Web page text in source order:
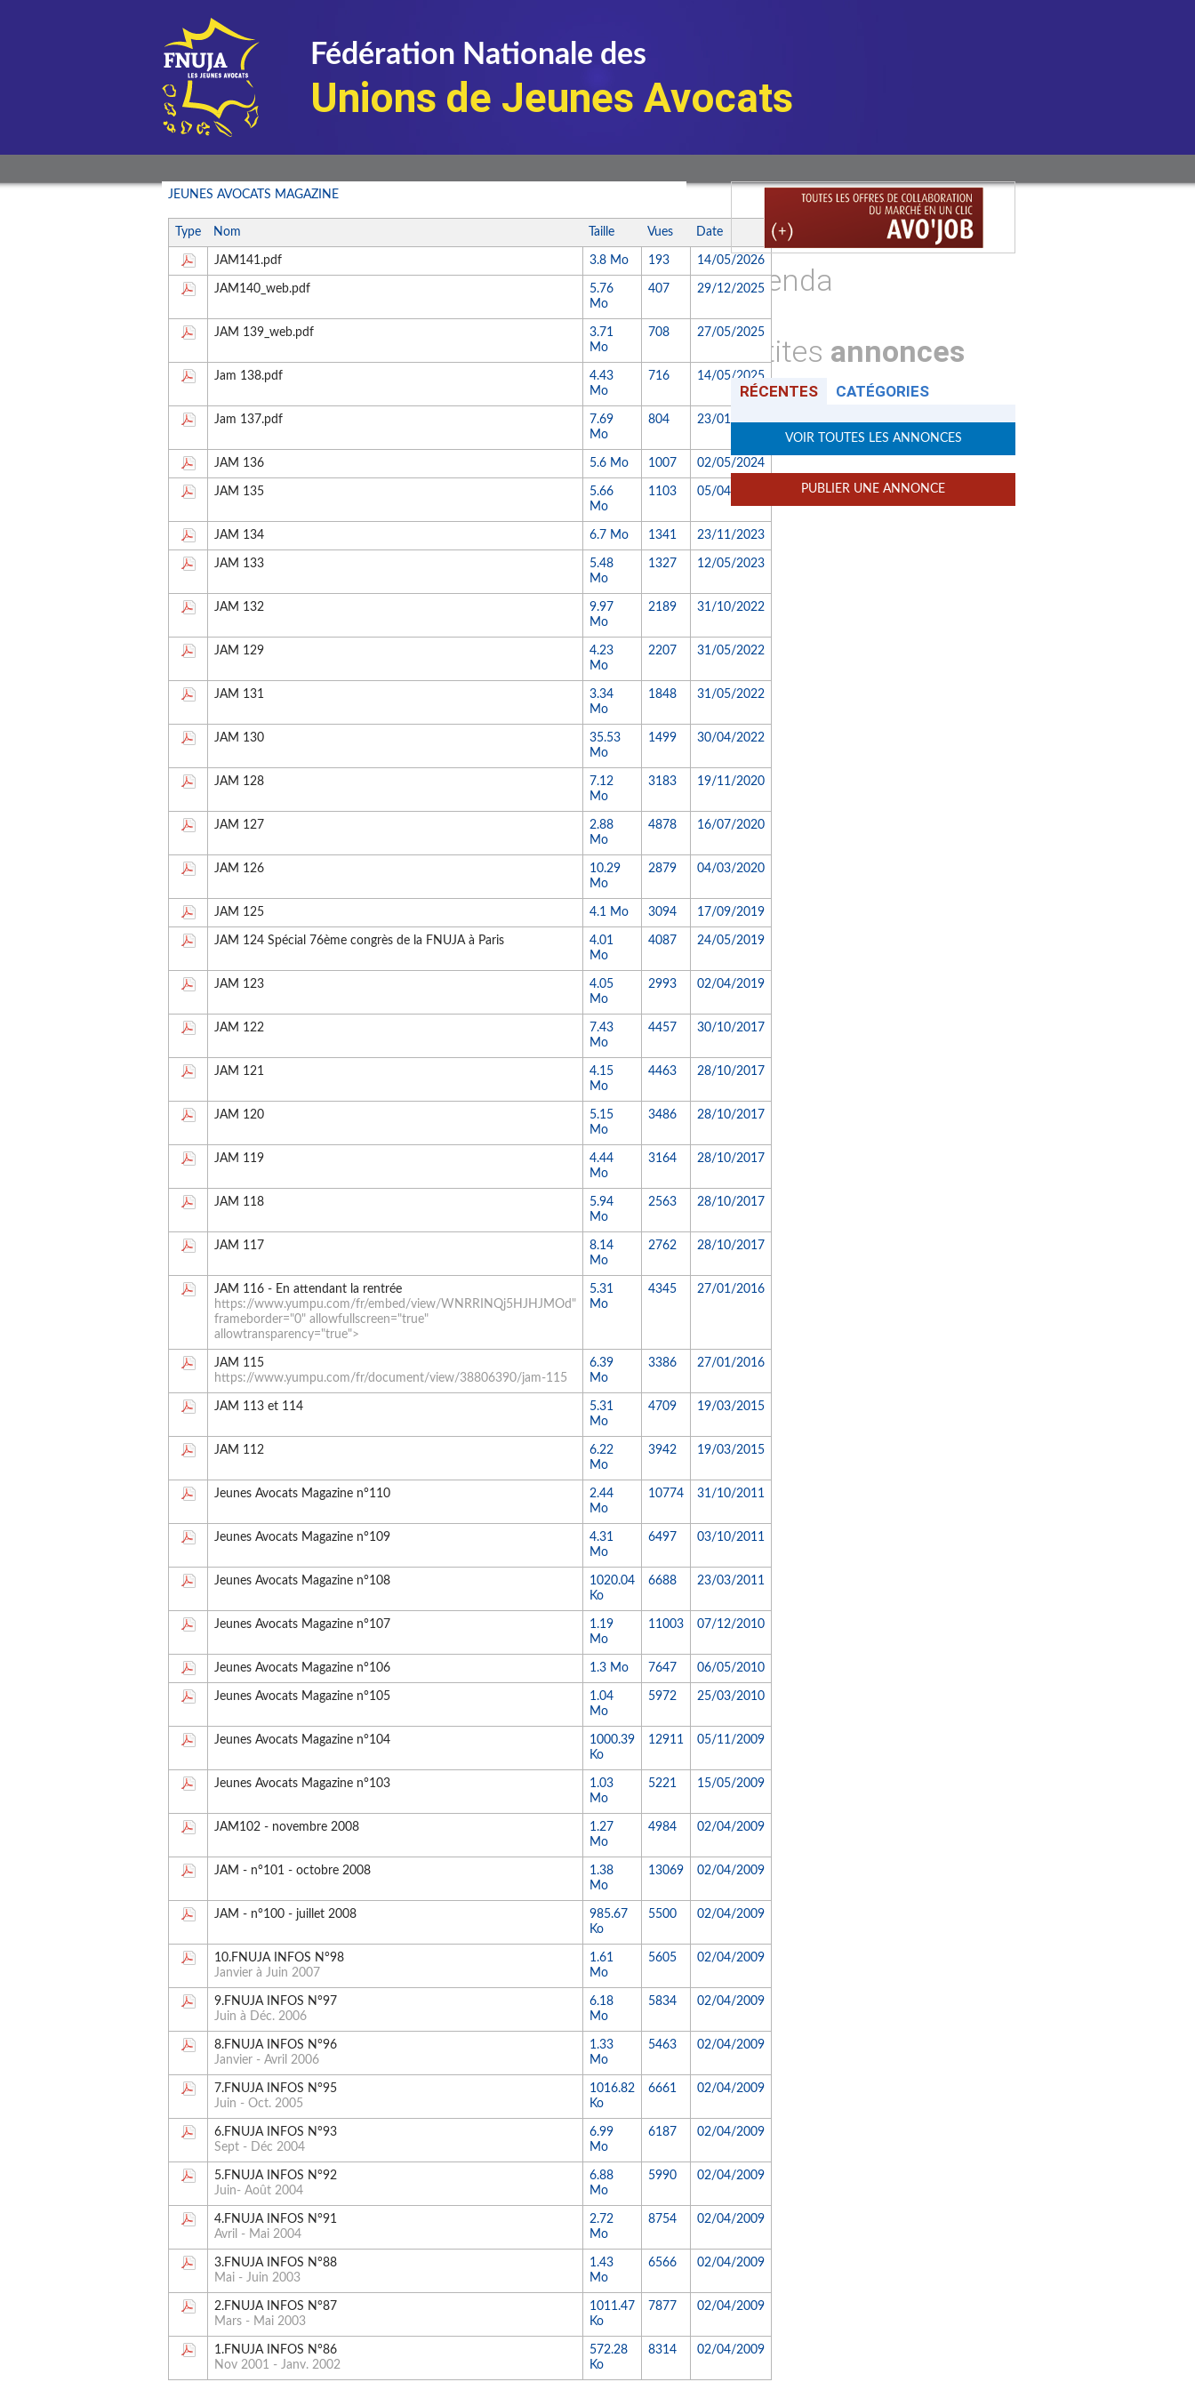
Fédération Nationale des
Unions de Jeunes Avocats
JEUNES AVOCATS MAGAZINE
Type Nom Taille Vues Date
JAM141.pdf 3.8 Mo 193 14/05/2026
JAM140_web.pdf
5.76
Mo
407 29/12/2025
JAM 139_web.pdf
3.71
Mo
708 27/05/2025
Jam 138.pdf
4.43
Mo
716 14/05/2025
Jam 137.pdf
7.69
Mo
804 23/01/2025
JAM 136 5.6 Mo 1007 02/05/2024
JAM 135
5.66
Mo
1103 05/04/2024
JAM 134 6.7 Mo 1341 23/11/2023
JAM 133
5.48
Mo
1327 12/05/2023
JAM 132
9.97
Mo
2189 31/10/2022
JAM 129
4.23
Mo
2207 31/05/2022
JAM 131
3.34
Mo
1848 31/05/2022
JAM 130
35.53
Mo
1499 30/04/2022
JAM 128
7.12
Mo
3183 19/11/2020
JAM 127
2.88
Mo
4878 16/07/2020
JAM 126
10.29
Mo
2879 04/03/2020
JAM 125 4.1 Mo 3094 17/09/2019
JAM 124 Spécial 76ème congrès de la FNUJA à Paris
4.01
Mo
4087 24/05/2019
JAM 123
4.05
Mo
2993 02/04/2019
JAM 122
7.43
Mo
4457 30/10/2017
JAM 121
4.15
Mo
4463 28/10/2017
JAM 120
5.15
Mo
3486 28/10/2017
JAM 119
4.44
Mo
3164 28/10/2017
JAM 118
5.94
Mo
2563 28/10/2017
JAM 117
8.14
Mo
2762 28/10/2017
JAM 116 - En attendant la rentrée
https://www.yumpu.com/fr/embed/view/WNRRINQj5HJHJMOd"
frameborder="0" allowfullscreen="true"
allowtransparency="true">
5.31
Mo
4345 27/01/2016
JAM 115
https://www.yumpu.com/fr/document/view/38806390/jam-115
6.39
Mo
3386 27/01/2016
JAM 113 et 114
5.31
Mo
4709 19/03/2015
JAM 112
6.22
Mo
3942 19/03/2015
Jeunes Avocats Magazine n°110
2.44
Mo
10774 31/10/2011
Jeunes Avocats Magazine n°109
4.31
Mo
6497 03/10/2011
Jeunes Avocats Magazine n°108
1020.04
Ko
6688 23/03/2011
Jeunes Avocats Magazine n°107
1.19
Mo
11003 07/12/2010
Jeunes Avocats Magazine n°106 1.3 Mo 7647 06/05/2010
Jeunes Avocats Magazine n°105
1.04
Mo
5972 25/03/2010
Jeunes Avocats Magazine n°104
1000.39
Ko
12911 05/11/2009
Jeunes Avocats Magazine n°103
1.03
Mo
5221 15/05/2009
JAM102 - novembre 2008
1.27
Mo
4984 02/04/2009
JAM - n°101 - octobre 2008
1.38
Mo
13069 02/04/2009
JAM - n°100 - juillet 2008
985.67
Ko
5500 02/04/2009
10.FNUJA INFOS N°98
Janvier à Juin 2007
1.61
Mo
5605 02/04/2009
9.FNUJA INFOS N°97
Juin à Déc. 2006
6.18
Mo
5834 02/04/2009
8.FNUJA INFOS N°96
Janvier - Avril 2006
1.33
Mo
5463 02/04/2009
7.FNUJA INFOS N°95
Juin - Oct. 2005
1016.82
Ko
6661 02/04/2009
6.FNUJA INFOS N°93
Sept - Déc 2004
6.99
Mo
6187 02/04/2009
5.FNUJA INFOS N°92
Juin- Août 2004
6.88
Mo
5990 02/04/2009
4.FNUJA INFOS N°91
Avril - Mai 2004
2.72
Mo
8754 02/04/2009
3.FNUJA INFOS N°88
Mai - Juin 2003
1.43
Mo
6566 02/04/2009
2.FNUJA INFOS N°87
Mars - Mai 2003
1011.47
Ko
7877 02/04/2009
1.FNUJA INFOS N°86
Nov 2001 - Janv. 2002
572.28
Ko
8314 02/04/2009
Agenda
Petites annonces
RÉCENTES CATÉGORIES
VOIR TOUTES LES ANNONCES
PUBLIER UNE ANNONCE